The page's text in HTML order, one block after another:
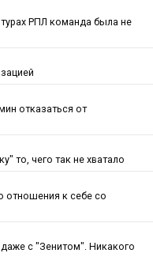
РПЛ команда была не
отказаться от
то, чего так не хватало
отношения к себе со
с "Зенитом". Никакого